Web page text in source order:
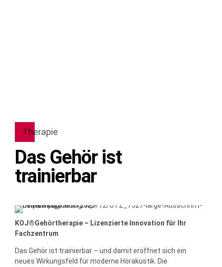
Therapie
Das Gehör ist
trainierbar
KOJ®Gehörtherapie – Lizenzierte Innovation für Ihr
Fachzentrum
Das Gehör ist trainierbar – und damit eröffnet sich ein
neues Wirkungsfeld für moderne Hörakustik. Die